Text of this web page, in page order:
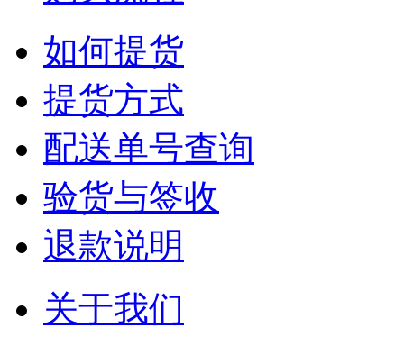
如何提货
提货方式
配送单号查询
验货与签收
退款说明
关于我们